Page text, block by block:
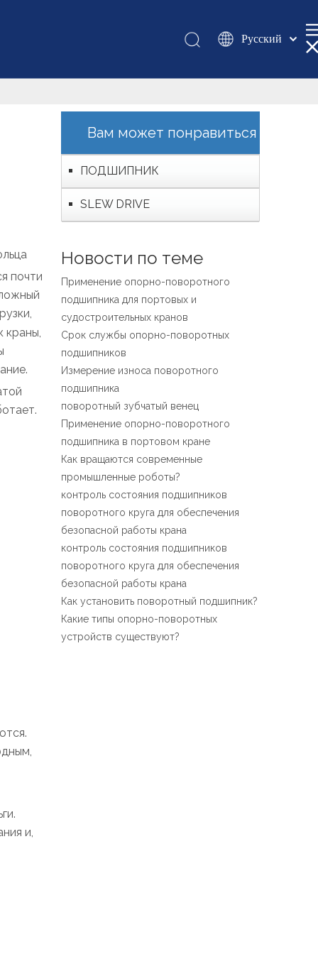
Pусский
românesc
Português
почти
краны,
и,
Вам может понравиться
ПОДШИПНИК
SLEW DRIVE
Новости по теме
Применение опорно-поворотного
подшипника для портовых и
судостроительных кранов
Срок службы опорно-поворотных
подшипников
Измерение износа поворотного
подшипника
поворотный зубчатый венец
Применение опорно-поворотного
подшипника в портовом кране
Как вращаются современные
промышленные роботы?
контроль состояния подшипников
поворотного круга для обеспечения
безопасной работы крана
контроль состояния подшипников
поворотного круга для обеспечения
безопасной работы крана
Как установить поворотный подшипник?
Какие типы опорно-поворотных
устройств существуют?